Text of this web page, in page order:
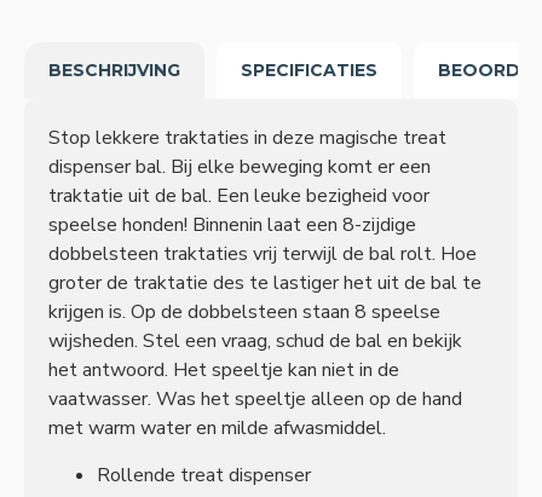
BESCHRIJVING SPECIFICATIES
Stop lekkere traktaties in deze magische treat
dispenser bal. Bij elke beweging komt er een
traktatie uit de bal. Een leuke bezigheid voor
speelse honden! Binnenin laat een 8-zijdige
dobbelsteen traktaties vrij terwijl de bal rolt. Hoe
groter de traktatie des te lastiger het uit de bal te
krijgen is. Op de dobbelsteen staan 8 speelse
wijsheden. Stel een vraag, schud de bal en bekijk
het antwoord. Het speeltje kan niet in de
vaatwasser. Was het speeltje alleen op de hand
met warm water en milde afwasmiddel.
Rollende treat dispenser